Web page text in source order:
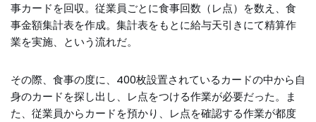
事カードを回収。従業員ごとに食事回数（レ点）を数え、食
事金額集計表を作成。集計表をもとに給与天引きにて精算作
業を実施、という流れだ。
その際、食事の度に、400枚設置されているカードの中から自
身のカードを探し出し、レ点をつける作業が必要だった。ま
た、従業員からカードを預かり、レ点を確認する作業が都度